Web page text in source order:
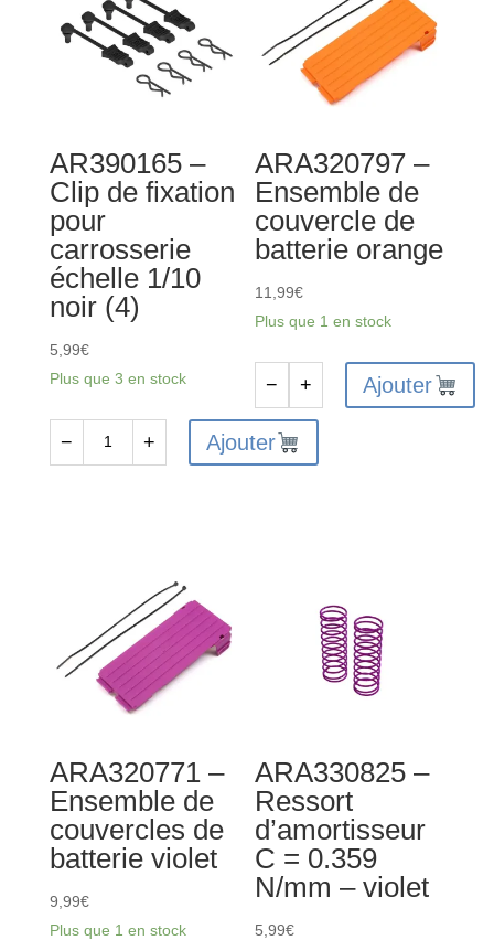
AR390165 –
Clip de fixation
pour
carrosserie
échelle 1/10
noir (4)
5,99€
Plus que 3 en stock
pour
carrosserie
noir
(4)
− + Ajouter
ARA320797 –
Ensemble de
couvercle de
batterie orange
11,99€
Plus que 1 en stock
de
ARA320797
− + Ajouter
ARA320771 –
Ensemble de
couvercles de
batterie violet
9,99€
Plus que 1 en stock
ARA330825 –
Ressort
d’amortisseur
C = 0.359
N/mm – violet
5,99€